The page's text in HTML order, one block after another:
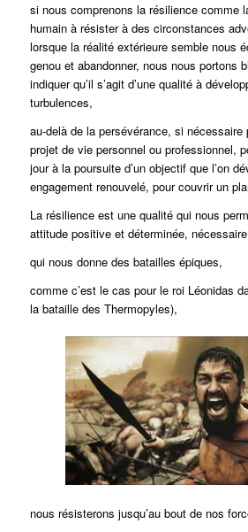
si nous comprenons la résilience comme
humain à résister à des circonstances
lorsque la réalité extérieure semble nous
genou et abandonner, nous nous portons
indiquer qu’il s’agit d’une qualité à
turbulences,
au-delà de la persévérance, si nécessaire
projet de vie personnel ou professionnel,
jour à la poursuite d’un objectif que l’on
engagement renouvelé, pour couvrir un
La résilience est une qualité qui nous
attitude positive et déterminée,
qui nous donne des batailles épiques,
comme c’est le cas pour le roi Léonidas
la bataille des Thermopyles),
nous résisterons jusqu’au bout de nos